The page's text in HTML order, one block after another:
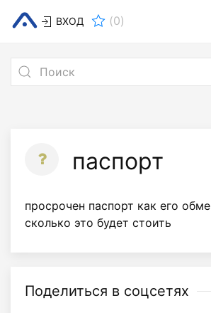
ВХОД (0)
паспорт
просрочен паспорт как его
сколько это будет стоить
Поделиться в соцсетях